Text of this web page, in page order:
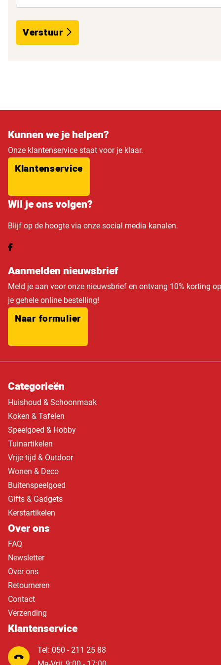
Verstuur
Kunnen we je helpen?
Onze klantenservice staat voor je klaar.
Klantenservice
Wil je ons volgen?
Blijf op de hoogte via onze social media kanalen.
Aanmelden nieuwsbrief
Meld je aan voor onze nieuwsbrief en ontvang 10% korting op
je gehele online bestelling!
Naar formulier
Categorieën
Huishoud & Schoonmaak
Koken & Tafelen
Speelgoed & Hobby
Tuinartikelen
Vrije tijd & Outdoor
Wonen & Deco
Buitenspeelgoed
Gifts & Gadgets
Kerstartikelen
Over ons
FAQ
Newsletter
Over ons
Retourneren
Contact
Verzending
Klantenservice
Tel: 050 - 211 25 88